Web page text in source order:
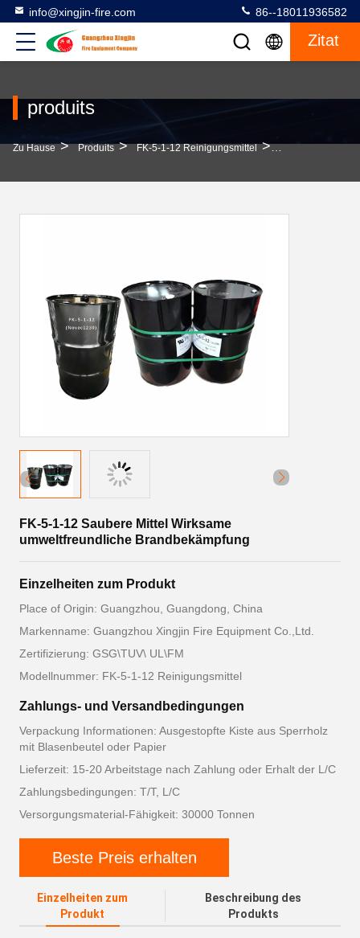
info@xingjin-fire.com 86--18011936582
Zitat
produits
Zu Hause > Produits > FK-5-1-12 Reinigungsmittel >
FK-5-1-12 Saubere Mittel Wirksame
umweltfreundliche Brandbekämpfung
Einzelheiten zum Produkt
Place of Origin: Guangzhou, Guangdong, China
Markenname: Guangzhou Xingjin Fire Equipment Co.,Ltd.
Zertifizierung: GSG\TUV\ UL\FM
Modellnummer: FK-5-1-12 Reinigungsmittel
Zahlungs- und Versandbedingungen
Verpackung Informationen: Ausgestopfte Kiste aus Sperrholz
mit Blasenbeutel oder Papier
Lieferzeit: 15-20 Arbeitstage nach Zahlung oder Erhalt der L/C
Zahlungsbedingungen: T/T, L/C
Versorgungsmaterial-Fähigkeit: 30000 Tonnen
Beste Preis erhalten
Einzelheiten zum
Produkt
Beschreibung des
Produkts